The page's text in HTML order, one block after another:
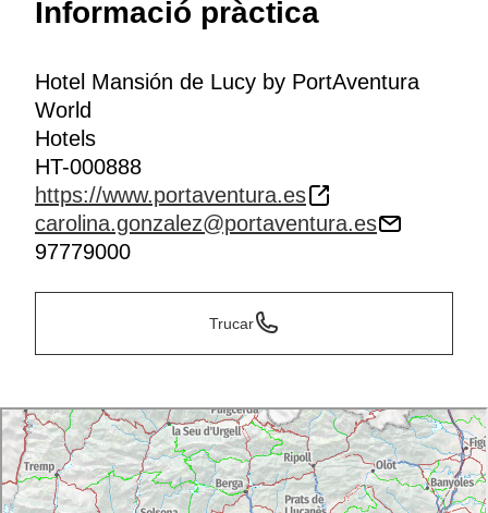
Informació pràctica
Hotel Mansión de Lucy by PortAventura
World
Hotels
HT-000888
https://www.portaventura.es
carolina.gonzalez@portaventura.es
97779000
Trucar